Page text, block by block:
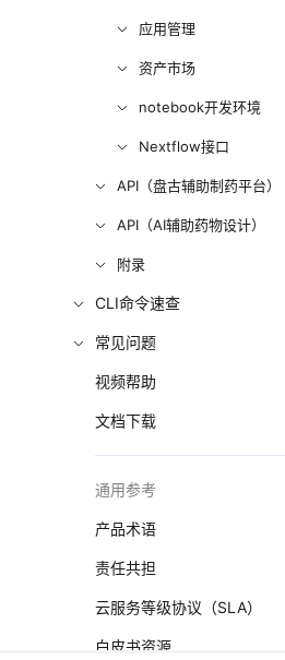
应用管理
资产市场
notebook开发环境
Nextflow接口
API（盘古辅助制药平台）
API（AI辅助药物设计）
附录
CLI命令速查
常见问题
视频帮助
文档下载
通用参考
产品术语
责任共担
云服务等级协议（SLA）
白皮书资源